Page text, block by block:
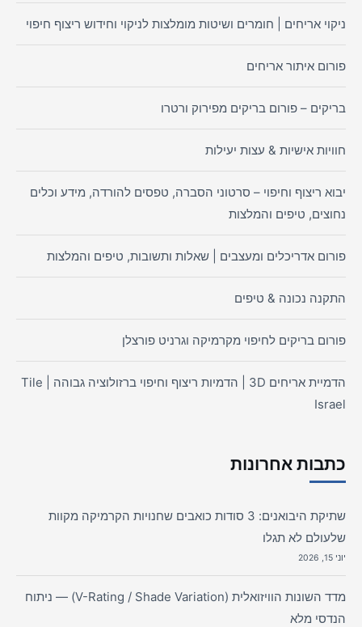
ניקוי אריחים | חומרים ושיטות מומלצות לניקוי וחידוש ריצוף חיפוי
פורום איתור אריחים
בריקים – פורום בריקים מפירוק ורטרו
חוויות אישיות & עצות יעילות
יבוא ריצוף וחיפוי – סרטוני הסברה, טפסים להורדה, מידע וכלים
נחוצים, טיפים והמלצות
פורום אדריכלים ומעצבים | שאלות ותשובות, טיפים והמלצות
התקנה נכונה & טיפים
פורום בריקים לחיפוי מקרמיקה וגרניט פורצלן
הדמיית אריחים 3D | הדמיות ריצוף וחיפוי ברזולוציה גבוהה | Tile
Israel
כתבות אחרונות
שתיקת היבואנים: 3 סודות כואבים שחנויות הקרמיקה מקוות
שלעולם לא תגלו
יוני 15, 2026
מדד השונות הוויזואלית (V-Rating / Shade Variation) — ניתוח
הנדסי מלא